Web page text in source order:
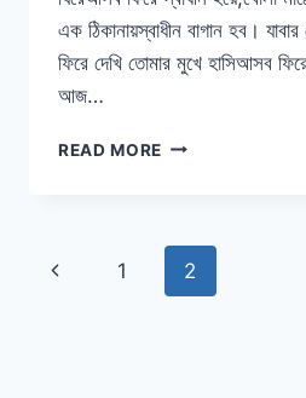
এক ঠিকানায়স্বাধীন বাগান হব।
ফিরে দেখি তোমার মুখে হাসিআসব
আজ…
READ MORE ASHBO
আসবো
ফিরে
|
Page
Previous
1 2